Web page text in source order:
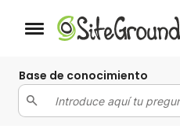
Botón de navegación móvil
Base de conocimiento